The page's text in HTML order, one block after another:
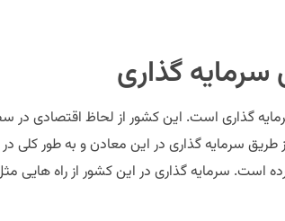
سرمایه گذاری
گذاری است. این کشور از لحاظ اقتصادی در
سرمایه گذاری در این معادن و به طور کلی
است. سرمایه گذاری در این کشور از راه هایی